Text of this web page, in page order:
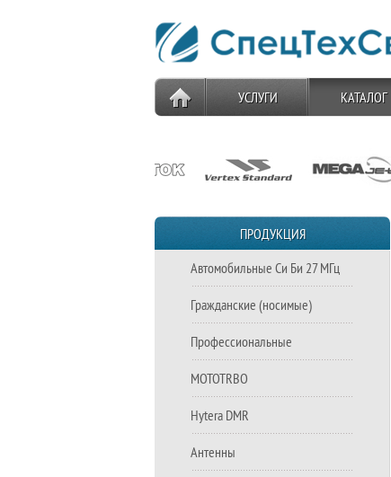
УСЛУГИ КАТАЛОГ
ПРОДУКЦИЯ
Автомобильные Си Би 27 МГц
Гражданские (носимые)
Профессиональные
MOTOTRBO
Hytera DMR
Антенны